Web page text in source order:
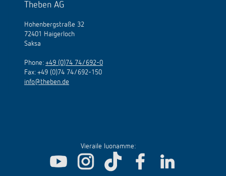
Theben AG
Hohenbergstraße 32
72401 Haigerloch
Saksa
Phone: +49 (0)74 74/692-0
Fax: +49 (0)74 74/692-150
info@theben.de
Vieraile luonamme: